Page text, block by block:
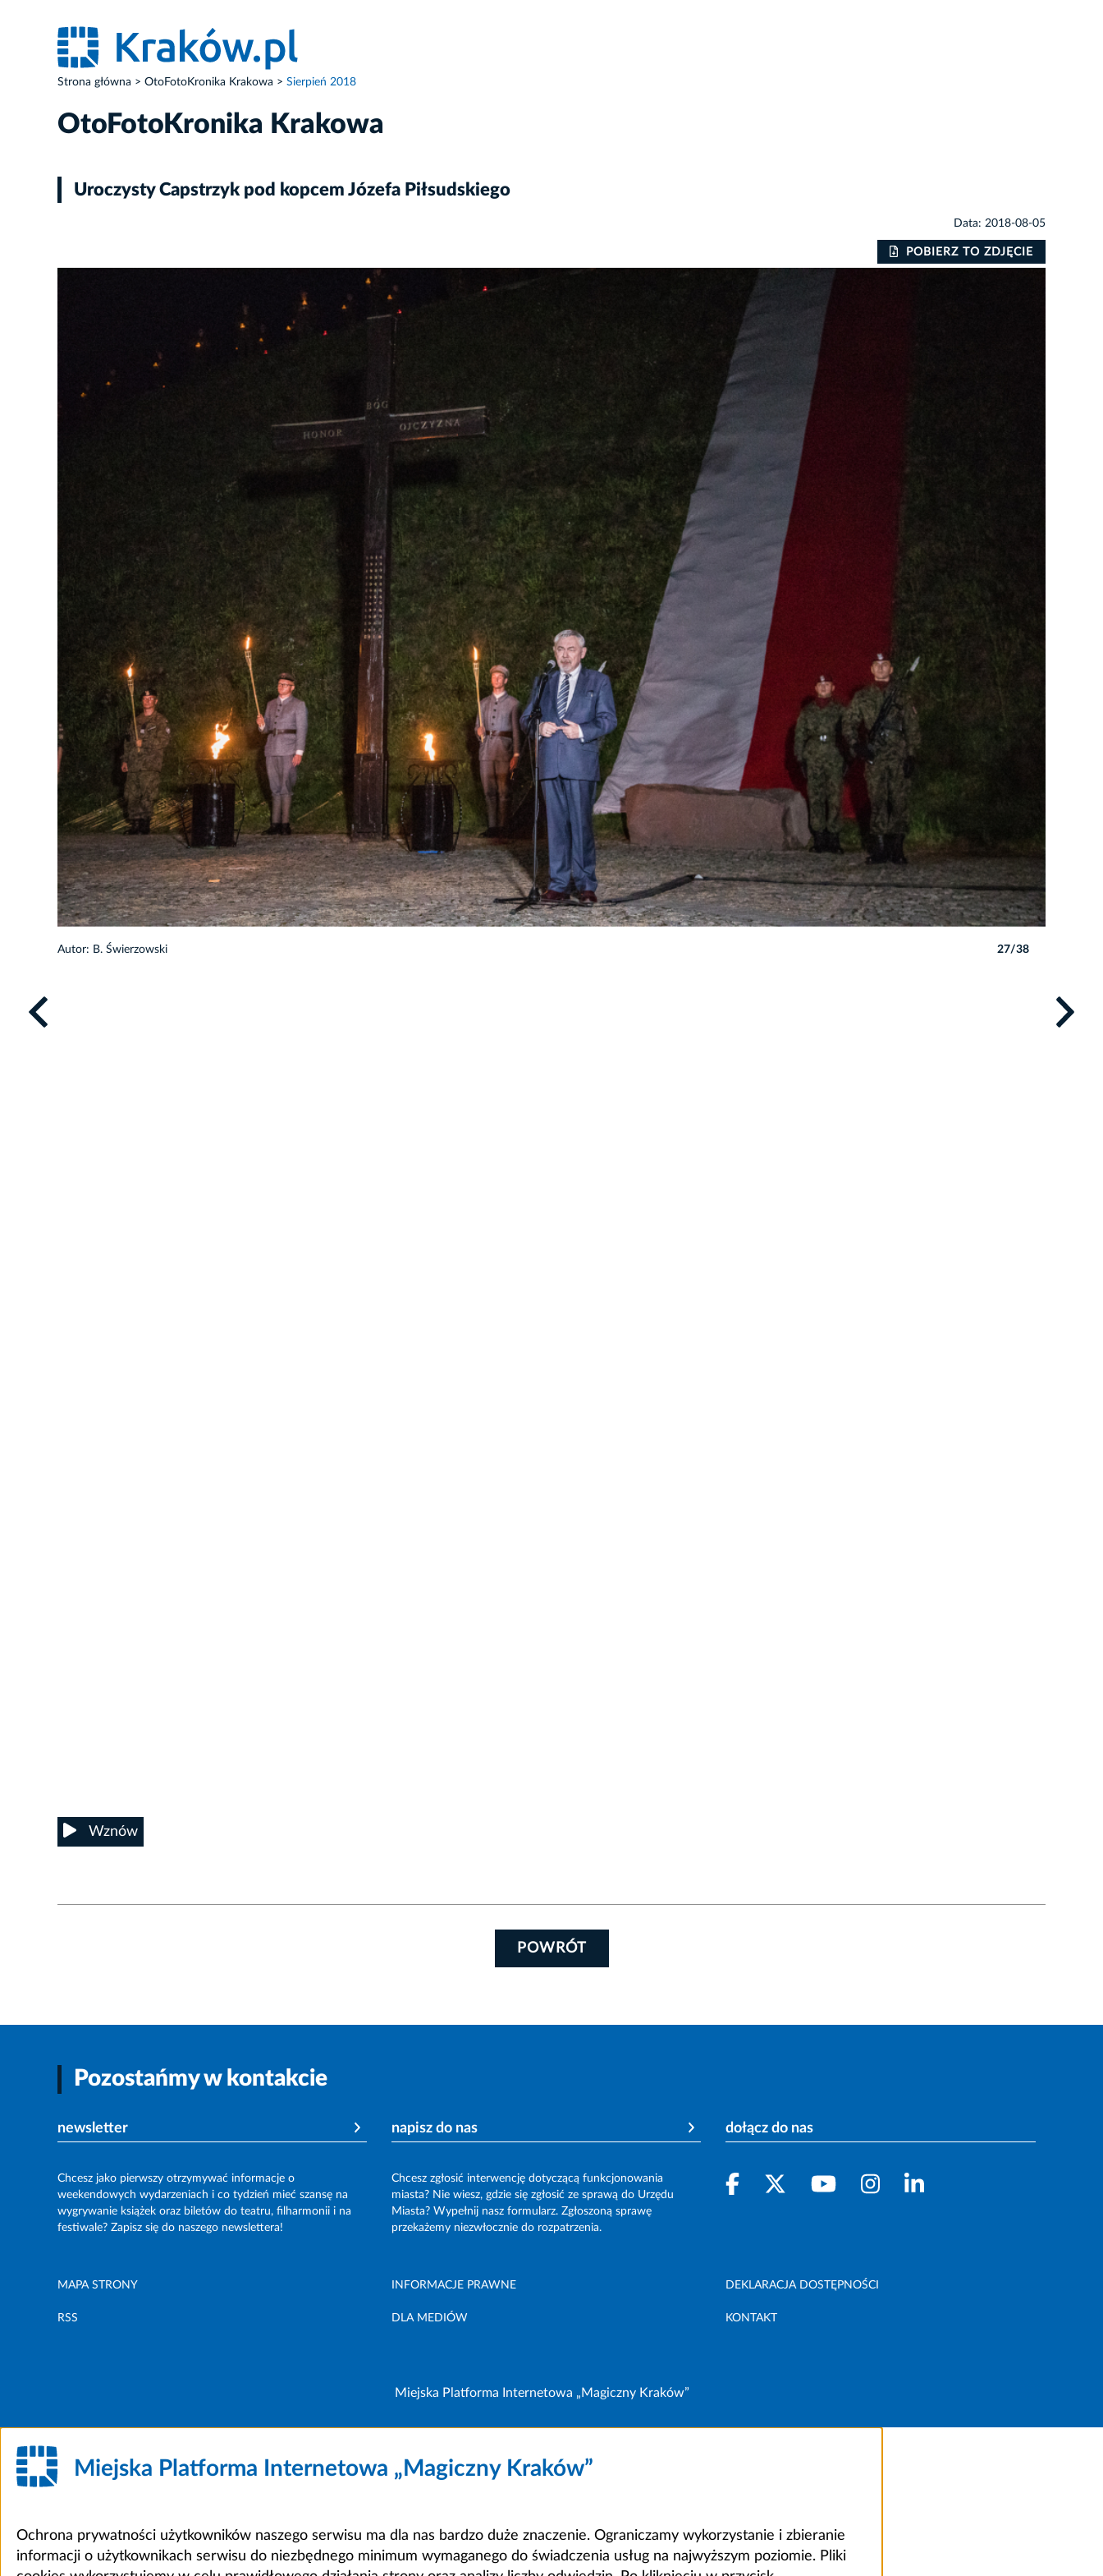
Strona główna OtoFotoKronika Krakowa Sierpień 2018
OtoFotoKronika Krakowa
Uroczysty Capstrzyk pod kopcem Józefa Piłsudskiego
Data: 2018-08-05
POBIERZ TO ZDJĘCIE
Autor: B. Świerzowski 27/38
Wznów
POWRÓT
Pozostańmy w kontakcie
newsletter
Chcesz jako pierwszy otrzymywać informacje o
weekendowych wydarzeniach i co tydzień mieć szansę na
wygrywanie książek oraz biletów do teatru, filharmonii i na
festiwale? Zapisz się do naszego newslettera!
napisz do nas
Chcesz zgłosić interwencję dotyczącą funkcjonowania
miasta? Nie wiesz, gdzie się zgłosić ze sprawą do Urzędu
Miasta? Wypełnij nasz formularz. Zgłoszoną sprawę
przekażemy niezwłocznie do rozpatrzenia.
dołącz do nas
MAPA STRONY INFORMACJE PRAWNE DEKLARACJA DOSTĘPNOŚCI
RSS DLA MEDIÓW KONTAKT
Miejska Platforma Internetowa „Magiczny Kraków”
Miejska Platforma Internetowa „Magiczny Kraków”
Ochrona prywatności użytkowników naszego serwisu ma dla nas bardzo duże znaczenie. Ograniczamy wykorzystanie i zbieranie
informacji o użytkownikach serwisu do niezbędnego minimum wymaganego do świadczenia usług na najwyższym poziomie. Pliki